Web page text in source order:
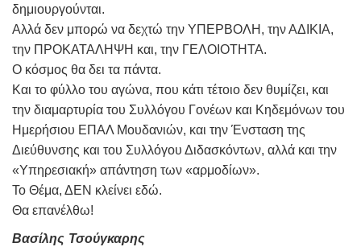
δημιουργούνται.
Αλλά δεν μπορώ να δεχτώ την ΥΠΕΡΒΟΛΗ, την ΑΔΙΚΙΑ,
την ΠΡΟΚΑΤΑΛΗΨΗ και, την ΓΕΛΟΙΟΤΗΤΑ.
Ο κόσμος θα δει τα πάντα.
Και το φύλλο του αγώνα, που κάτι τέτοιο δεν θυμίζει, και
την διαμαρτυρία του Συλλόγου Γονέων και Κηδεμόνων του
Ημερήσιου ΕΠΑΛ Μουδανιών, και την Ένσταση της
Διεύθυνσης και του Συλλόγου Διδασκόντων, αλλά και την
«Υπηρεσιακή» απάντηση των «αρμοδίων».
Το Θέμα, ΔΕΝ κλείνει εδώ.
Θα επανέλθω!
Βασίλης Τσούγκαρης